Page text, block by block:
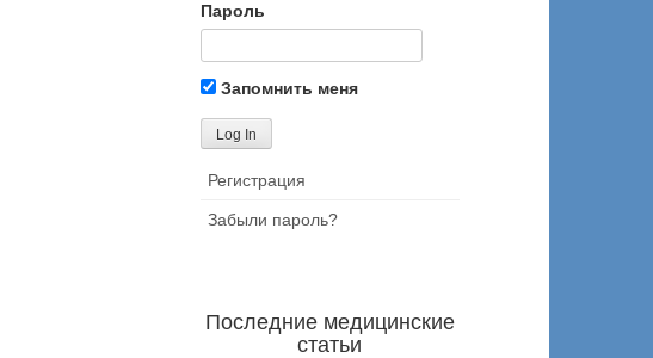
Пароль
Запомнить меня
Регистрация
Забыли пароль?
Последние медицинские
статьи